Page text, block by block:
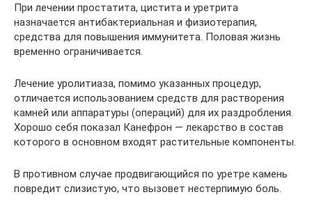
При лечении простатита, цистита и уретрита
назначается антибактериальная и физиотерапия,
средства для повышения иммунитета. Половая жизнь
временно ограничивается.
Лечение уролитиаза, помимо указанных процедур,
отличается использованием средств для растворения
камней или аппаратуры (операций) для их раздробления.
Хорошо себя показал Канефрон — лекарство в состав
которого в основном входят растительные компоненты.
В противном случае продвигающийся по уретре камень
повредит слизистую, что вызовет нестерпимую боль.